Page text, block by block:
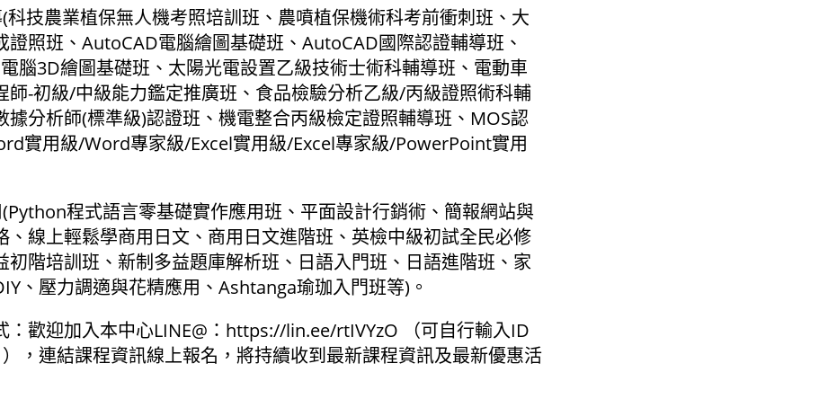
科技農業植保無人機考照培訓班、農噴植保機術科考前衝刺班、大
證照班、AutoCAD電腦繪圖基礎班、AutoCAD國際認證輔導班、
腦3D繪圖基礎班、太陽光電設置乙級技術士術科輔導班、電動車
師-初級/中級能力鑑定推廣班、食品檢驗分析乙級/丙級證照術科輔
據分析師(標準級)認證班、機電整合丙級檢定證照輔導班、MOS認
實用級/Word專家級/Excel實用級/Excel專家級/PowerPoint實用
程式語言零基礎實作應用班、平面設計行銷術、簡報網站與
、線上輕鬆學商用日文、商用日文進階班、英檢中級初試全民必修
初階培訓班、新制多益題庫解析班、日語入門班、日語進階班、家
、壓力調適與花精應用、Ashtanga瑜珈入門班等)。
：歡迎加入本中心LINE@：https://lin.ee/rtIVYzO （可自行輸入ID
，連結課程資訊線上報名，將持續收到最新課程資訊及最新優惠活